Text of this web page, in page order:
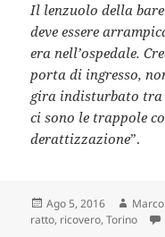
Il lenzuolo della
deve essere
era nell’ospedale.
porta di ingresso,
gira indisturbato tra
ci sono le trappole
derattizzazione”.
Scritto
il
Ago 5, 2016 Autore
Marco
ratto, ricovero,Torino